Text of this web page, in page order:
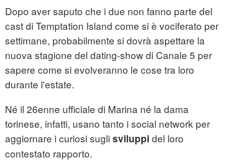
Dopo aver saputo che i due non fanno parte del
cast di Temptation Island come si è vociferato per
settimane, probabilmente si dovrà aspettare la
nuova stagione del dating-show di Canale 5 per
sapere come si evolveranno le cose tra loro
durante l'estate.
Né il 26enne ufficiale di Marina né la dama
torinese, infatti, usano tanto i social network per
aggiornare i curiosi sugli sviluppi del loro
contestato rapporto.